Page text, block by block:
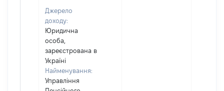
Джерело
доходу:
Юридична
особа,
зареєстрована в
Україні
Найменування:
Управління